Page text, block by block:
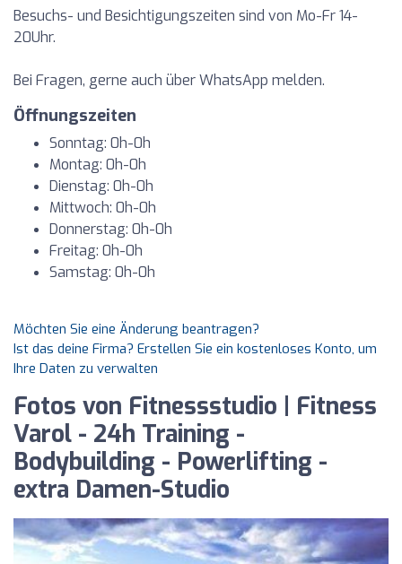
Besuchs- und Besichtigungszeiten sind von Mo-Fr 14-
20Uhr.
Bei Fragen, gerne auch über WhatsApp melden.
Öffnungszeiten
Sonntag: 0h-0h
Montag: 0h-0h
Dienstag: 0h-0h
Mittwoch: 0h-0h
Donnerstag: 0h-0h
Freitag: 0h-0h
Samstag: 0h-0h
Möchten Sie eine Änderung beantragen?
Ist das deine Firma? Erstellen Sie ein kostenloses Konto, um
Ihre Daten zu verwalten
Fotos von Fitnessstudio | Fitness
Varol - 24h Training -
Bodybuilding - Powerlifting -
extra Damen-Studio